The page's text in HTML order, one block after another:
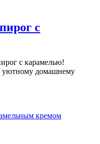
с
с карамелью!
уютному домашнему